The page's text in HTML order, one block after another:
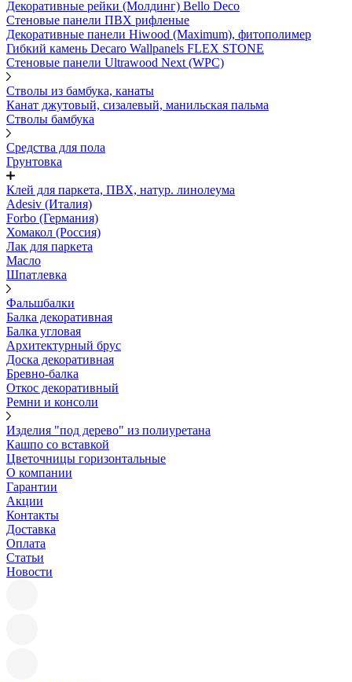
Декоративные рейки (Молдинг) Bello Deco
Стеновые панели ПВХ рифленые
Декоративные панели Hiwood (Maximum), фитополимер
Гибкий камень Decaro Wallpanels FLEX STONE
Стеновые панели Ultrawood Next (WPC)
Стволы из бамбука, канаты
Канат джутовый, сизалевый, манильская пальма
Стволы бамбука
Средства для пола
Грунтовка
Клей для паркета, ПВХ, натур. линолеума
Adesiv (Италия)
Forbo (Германия)
Хомакол (Россия)
Лак для паркета
Масло
Шпатлевка
Фальшбалки
Балка декоративная
Балка угловая
Архитектурный брус
Доска декоративная
Бревно-балка
Откос декоративный
Ремни и консоли
Изделия "под дерево" из полиуретана
Кашпо со вставкой
Цветочницы горизонтальные
О компании
Гарантии
Акции
Контакты
Доставка
Оплата
Статьи
Новости